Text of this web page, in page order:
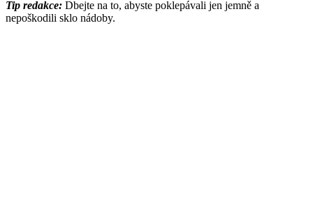
Tip redakce: Dbejte na to, abyste poklepávali jen jemně a
nepoškodili sklo nádoby.